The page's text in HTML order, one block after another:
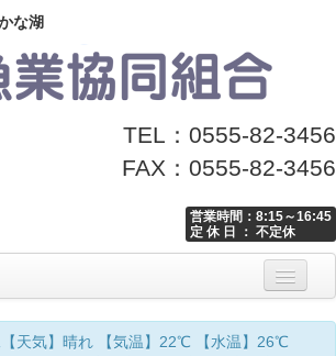
な湖
TEL：0555-82-3456
FAX：0555-82-3456
営業時間：8:15～16:45
定 休 日 ： 不定休
らせ
天気】晴れ 【気温】22℃ 【水温】26℃